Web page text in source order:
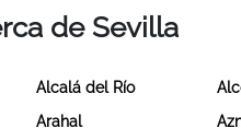
de Sevilla
Alcalá del Río
Arahal